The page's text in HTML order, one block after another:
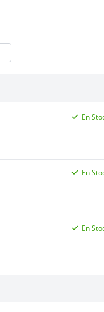
En
En
En